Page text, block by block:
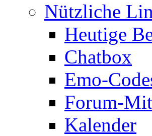
Nützliche
Heutige
Chatbox
Emo-
Forum-
Kalender